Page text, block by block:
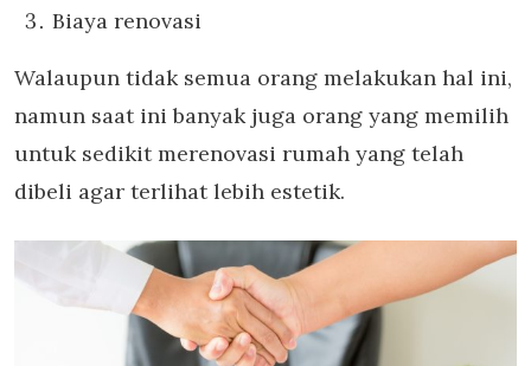
Biaya renovasi
Walaupun tidak semua orang melakukan hal ini,
namun saat ini banyak juga orang yang memilih
untuk sedikit merenovasi rumah yang telah
dibeli agar terlihat lebih estetik.